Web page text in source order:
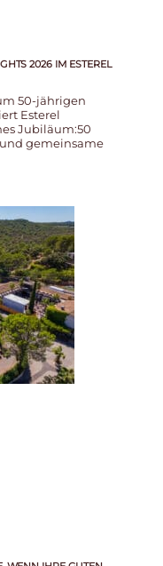
2026 IM ESTEREL C
50-jährigen
Esterel
Jubiläum:50
gemeinsame